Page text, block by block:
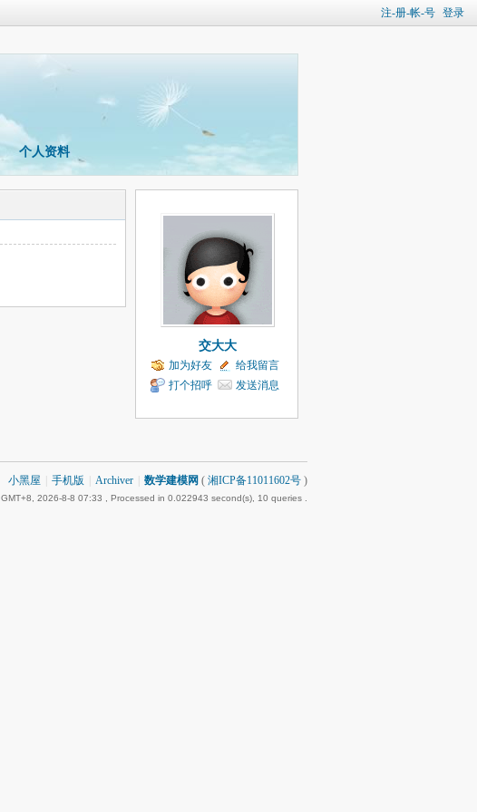
注-册-帐-号 登录
个人资料
交大大
加为好友
给我留言
打个招呼
发送消息
小黑屋 手机版 Archiver 数学建模网 ( 湘ICP备11011602号 )
GMT+8, 2026-8-8 07:33 , Processed in 0.022943 second(s), 10 queries .